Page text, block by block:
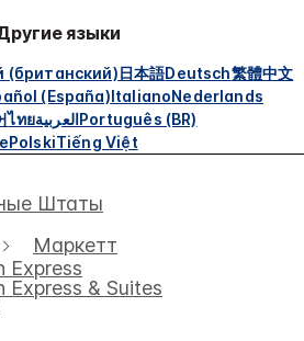
языки
(британский)日本語Deutsch繁體中文
(España)ItalianoNederlands
ไทยالعربيةPortuguês (BR)
PolskiTiếng Việt
Штаты
Маркетт
Express
Express & Suites